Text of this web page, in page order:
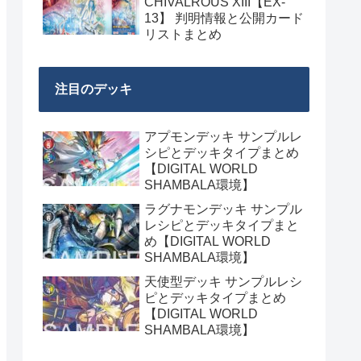
13】 判明情報と公開カード
リストまとめ
注目のデッキ
アプモンデッキ サンプルレ
シピとデッキタイプまとめ
【DIGITAL WORLD
SHAMBALA環境】
ラグナモンデッキ サンプル
レシピとデッキタイプまと
め【DIGITAL WORLD
SHAMBALA環境】
天使型デッキ サンプルレシ
ピとデッキタイプまとめ
【DIGITAL WORLD
SHAMBALA環境】